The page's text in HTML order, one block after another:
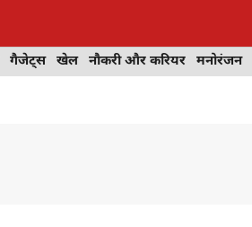
गैजेट्स खेल नौकरी और करियर मनोरंजन